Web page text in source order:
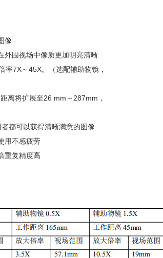
像
围视场中像质更加明亮清晰
7X～45X。（选配辅助物镜，
离将扩展至26 mm～287mm，
都可以获得清晰满意的图像
用不感疲劳
重复精度高